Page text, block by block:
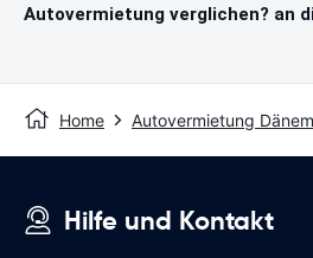
Autovermietung verglichen? an
Home Autovermietung
Hilfe und Kontakt